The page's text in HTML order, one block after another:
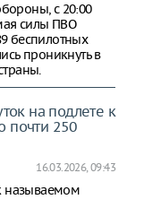
с 20:00
силы ПВО
беспилотных
проникнуть в
на подлете к
почти 250
16.03.2026, 09:43
называемом